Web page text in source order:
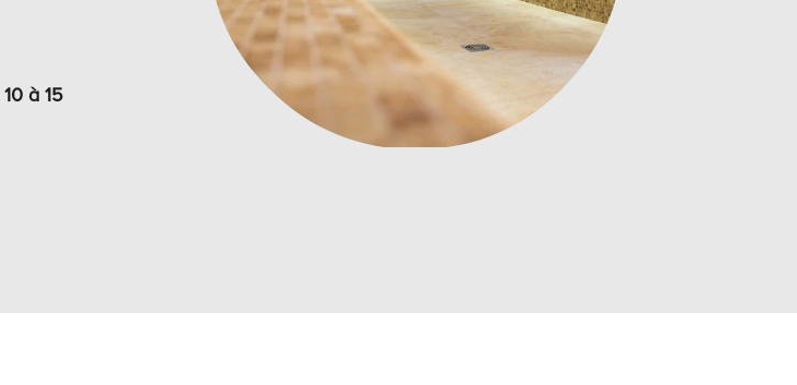
10 à 15